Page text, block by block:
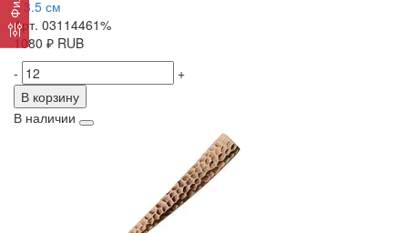
х 3.5 см
Арт. 03114461%
1080 ₽ RUB
-
+
В корзину
В наличии